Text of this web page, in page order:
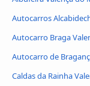
Autocarros
Autocarro Braga
Autocarro de
Caldas da Rainha